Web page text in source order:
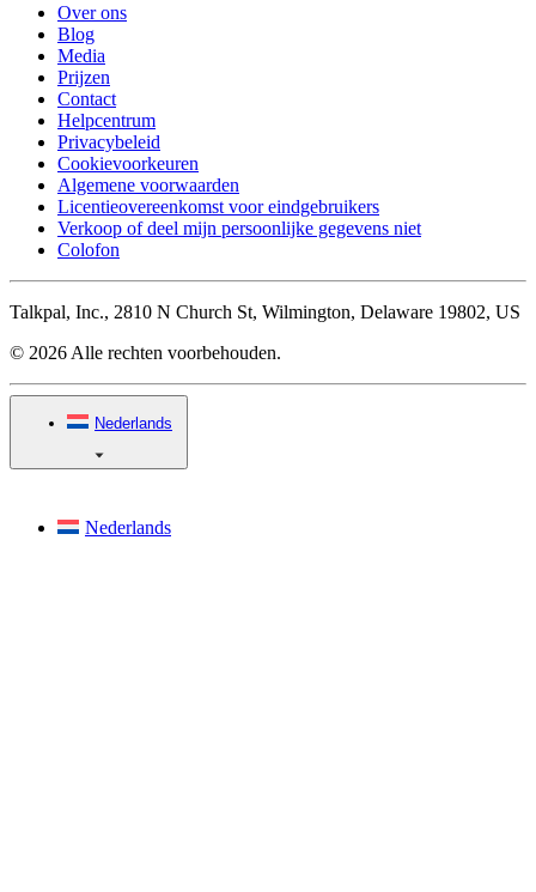
Over ons
Blog
Media
Prijzen
Contact
Helpcentrum
Privacybeleid
Cookievoorkeuren
Algemene voorwaarden
Licentieovereenkomst voor eindgebruikers
Verkoop of deel mijn persoonlijke gegevens niet
Colofon
Talkpal, Inc., 2810 N Church St, Wilmington, Delaware 19802, US
© 2026 Alle rechten voorbehouden.
Nederlands
Nederlands